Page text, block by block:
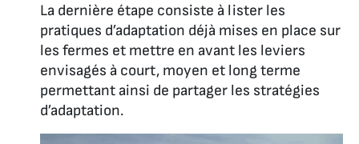
La dernière étape consiste à lister les
pratiques d’adaptation déjà mises en place sur
les fermes et mettre en avant les leviers
envisagés à court, moyen et long terme
permettant ainsi de partager les stratégies
d’adaptation.